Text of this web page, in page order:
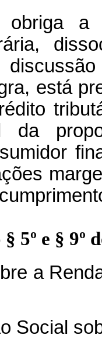
obriga a
está
da
5º e § 9º
a
Social